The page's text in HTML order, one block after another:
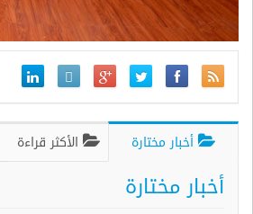
أخبار مختارة الأكثر قراءة
أخبار مختارة